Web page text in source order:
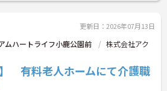
更新日：2026年07月13日
ムハートライフ小鹿公園前
株式会社アク
】 有料老人ホームにて介護職